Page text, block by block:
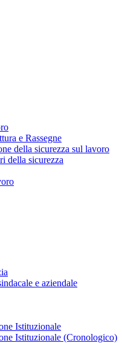
e Rassegne
della sicurezza sul lavoro
della sicurezza
e aziendale
Istituzionale
Istituzionale (Cronologico)